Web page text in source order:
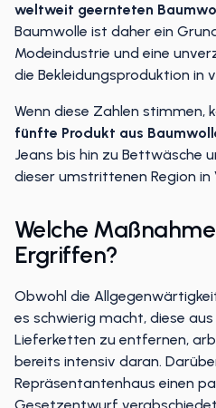
weltweit geernteten
Baumwolle ist daher ein
Modeindustrie und eine
die Bekleidungsproduktion in
Wenn diese Zahlen stimmen,
fünfte Produkt aus
Jeans bis hin zu Bettwäsche
dieser umstrittenen Region in
Welche
Ergriffen?
Obwohl die
es schwierig macht, diese
Lieferketten zu entfernen,
bereits intensiv daran.
Repräsentantenhaus einen